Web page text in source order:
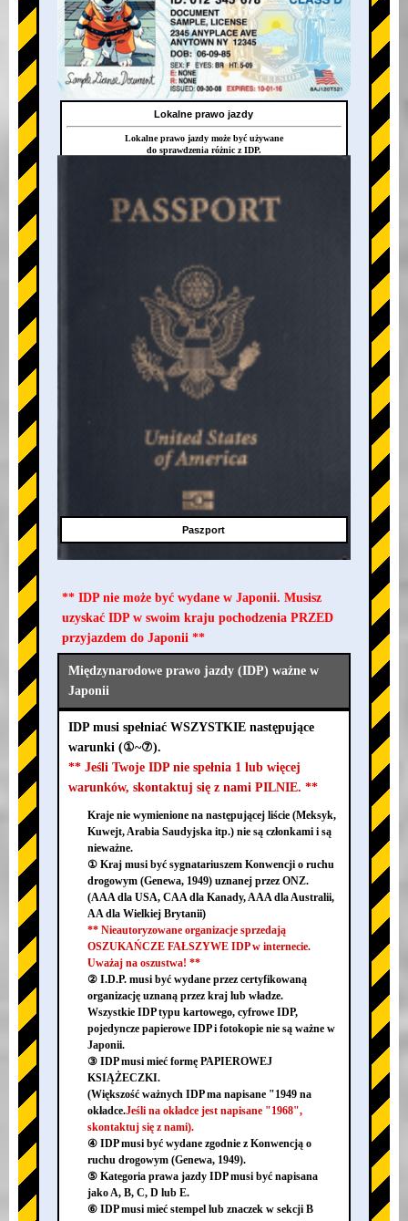
+
Lokalne prawo jazdy
Lokalne prawo jazdy może być używane
do sprawdzenia różnic z IDP.
Paszport
** IDP nie może być wydane w Japonii. Musisz
uzyskać IDP w swoim kraju pochodzenia PRZED
przyjazdem do Japonii **
Międzynarodowe prawo jazdy (IDP) ważne w
Japonii
IDP musi spełniać WSZYSTKIE następujące
warunki (①~⑦).
** Jeśli Twoje IDP nie spełnia 1 lub więcej
warunków, skontaktuj się z nami PILNIE. **
Kraje nie wymienione na następującej liście (Meksyk,
Kuwejt, Arabia Saudyjska itp.) nie są członkami i są
nieważne.
① Kraj musi być sygnatariuszem Konwencji o ruchu
drogowym (Genewa, 1949) uznanej przez ONZ.
(AAA dla USA, CAA dla Kanady, AAA dla Australii,
AA dla Wielkiej Brytanii)
** Nieautoryzowane organizacje sprzedają
OSZUKAŃCZE FAŁSZYWE IDP w internecie.
Uważaj na oszustwa! **
② I.D.P. musi być wydane przez certyfikowaną
organizację uznaną przez kraj lub władze.
Wszystkie IDP typu kartowego, cyfrowe IDP,
pojedyncze papierowe IDP i fotokopie nie są ważne w
Japonii.
③ IDP musi mieć formę PAPIEROWEJ
KSIĄŻECZKI.
(Większość ważnych IDP ma napisane "1949 na
okładce.Jeśli na okładce jest napisane "1968",
skontaktuj się z nami).
④ IDP musi być wydane zgodnie z Konwencją o
ruchu drogowym (Genewa, 1949).
⑤ Kategoria prawa jazdy IDP musi być napisana
jako A, B, C, D lub E.
⑥ IDP musi mieć stempel lub znaczek w sekcji B